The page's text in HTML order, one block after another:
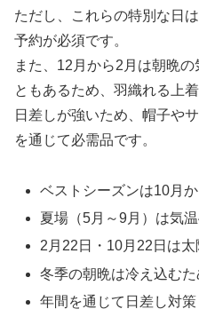
ただし、これらの特別な日
予約が必須です。
また、12月から2月は朝晩
ともあるため、羽織れる上
日差しが強いため、帽子や
を通じて必需品です。
ベストシーズンは10月
夏場（5月～9月）は気
2月22日・10月22日は
冬季の朝晩は冷え込む
年間を通じて日差し対